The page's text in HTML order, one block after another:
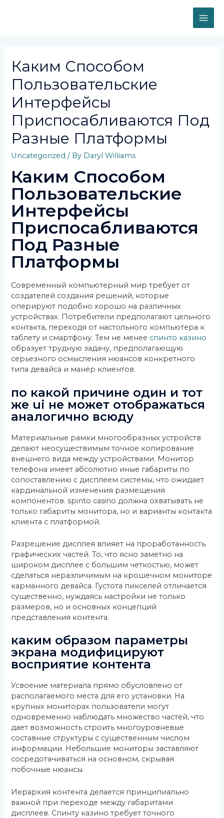
Каким Способом
Пользовательские
Интерфейсы
Приспосабливаются Под
Разные Платформы
Uncategorized / By Daryl Williams
Каким Способом
Пользовательские
Интерфейсы
Приспосабливаются
Под Разные
Платформы
Современный компьютерный мир требует от
создателей создания решений, которые
оперируют подобно хорошо на различных
устройствах. Потребители предполагают цельного
контакта, переходя от настольного компьютера к
таблету и смартфону. Тем не менее спинто казино
образует трудную задачу, предполагающую
серьезного осмысления нюансов конкретного
типа девайса и манер клиентов.
по какой причине один и тот
же ui не может отображаться
аналогично всюду
Материальные рамки многообразных устройств
делают неосуществимым точное копирование
внешнего вида между устройствами. Монитор
телефона имеет абсолютно иные габариты по
сопоставлению с дисплеем системы, что ожидает
кардинальной изменения размещения
компонентов. spinto casino должна охватывать не
только габариты монитора, но и варианты контакта
клиента с платформой.
Разрешение дисплея влияет на проработанность
графических частей. То, что ясно заметно на
широком дисплее с большим четкостью, может
сделаться неразличимым на крошечном мониторе
карманного девайса. Густота пикселей отличается
существенно, нуждаясь настройки не только
размеров, но и основных концепций
представления контента.
каким образом параметры
экрана модифицируют
восприятие контента
Усвоение материала прямо обусловлено от
располагаемого места для его установки. На
крупных мониторах пользователи могут
одновременно наблюдать множество частей, что
дает возможность строить многоуровневые
составные структуры с существенным числом
информации. Небольшие мониторы заставляют
сосредотачиваться на основном, скрывая
побочные нюансы.
Иерархия контента делается принципиально
важной при переходе между габаритами
дисплеев. Спинту казино требует точного